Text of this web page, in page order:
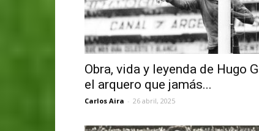
Obra, vida y leyenda de Hugo
el arquero que jamás...
Carlos Aira - 26 abril, 2025